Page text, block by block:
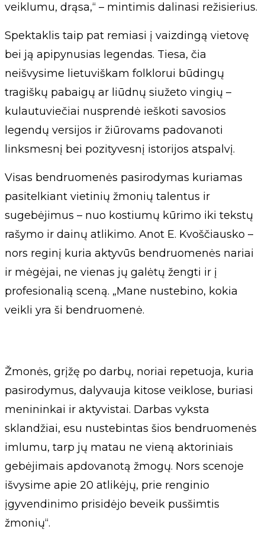
veiklumu, drąsa,“ – mintimis dalinasi režisierius.
Spektaklis taip pat remiasi į vaizdingą vietovę
bei ją apipynusias legendas. Tiesa, čia
neišvysime lietuviškam folklorui būdingų
tragiškų pabaigų ar liūdnų siužeto vingių –
kulautuviečiai nusprendė ieškoti savosios
legendų versijos ir žiūrovams padovanoti
linksmesnį bei pozityvesnį istorijos atspalvį.
Visas bendruomenės pasirodymas kuriamas
pasitelkiant vietinių žmonių talentus ir
sugebėjimus – nuo kostiumų kūrimo iki tekstų
rašymo ir dainų atlikimo. Anot E. Kvoščiausko –
nors reginį kuria aktyvūs bendruomenės nariai
ir mėgėjai, ne vienas jų galėtų žengti ir į
profesionalią sceną. „Mane nustebino, kokia
veikli yra ši bendruomenė.
Žmonės, grįžę po darbų, noriai repetuoja, kuria
pasirodymus, dalyvauja kitose veiklose, buriasi
menininkai ir aktyvistai. Darbas vyksta
sklandžiai, esu nustebintas šios bendruomenės
imlumu, tarp jų matau ne vieną aktoriniais
gebėjimais apdovanotą žmogų. Nors scenoje
išvysime apie 20 atlikėjų, prie renginio
įgyvendinimo prisidėjo beveik pusšimtis
žmonių“.